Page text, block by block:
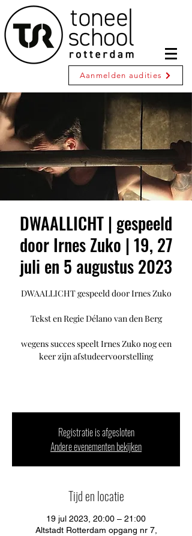
Aanmelden audities
DWAALLICHT | gespeeld
door Irnes Zuko | 19, 27
juli en 5 augustus 2023
DWAALLICHT gespeeld door Irnes Zuko
Tekst en Regie Délano van den Berg
wegens succes speelt Irnes Zuko nog een
keer zijn afstudeervoorstelling
Registratie is afgesloten
Andere evenementen bekijken
Tijd en locatie
19 jul 2023, 20:00 – 21:00
Altstadt Rotterdam opgang nr 7,